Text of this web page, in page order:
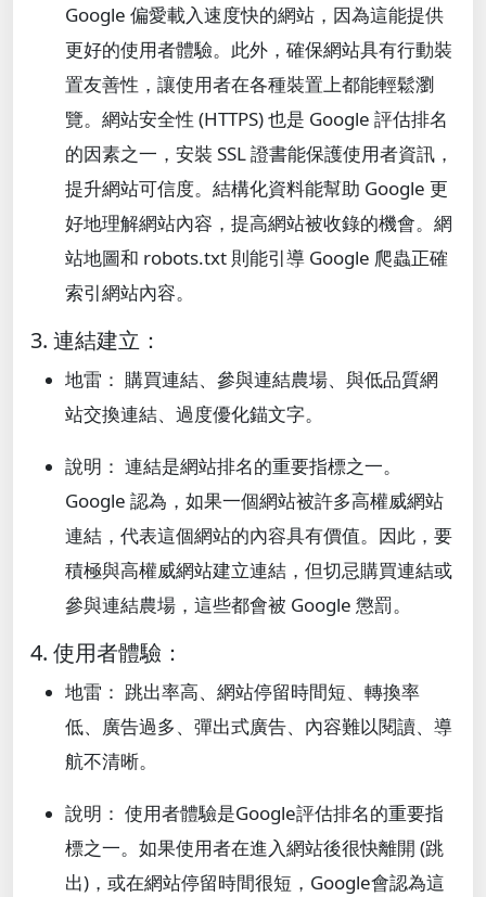
Google 偏愛載入速度快的網站，因為這能提供
更好的使用者體驗。此外，確保網站具有行動裝
置友善性，讓使用者在各種裝置上都能輕鬆瀏
覽。網站安全性 (HTTPS) 也是 Google 評估排名
的因素之一，安裝 SSL 證書能保護使用者資訊，
提升網站可信度。結構化資料能幫助 Google 更
好地理解網站內容，提高網站被收錄的機會。網
站地圖和 robots.txt 則能引導 Google 爬蟲正確
索引網站內容。
3. 連結建立：
地雷： 購買連結、參與連結農場、與低品質網
站交換連結、過度優化錨文字。
說明： 連結是網站排名的重要指標之一。
Google 認為，如果一個網站被許多高權威網站
連結，代表這個網站的內容具有價值。因此，要
積極與高權威網站建立連結，但切忌購買連結或
參與連結農場，這些都會被 Google 懲罰。
4. 使用者體驗：
地雷： 跳出率高、網站停留時間短、轉換率
低、廣告過多、彈出式廣告、內容難以閱讀、導
航不清晰。
說明： 使用者體驗是Google評估排名的重要指
標之一。如果使用者在進入網站後很快離開 (跳
出)，或在網站停留時間很短，Google會認為這